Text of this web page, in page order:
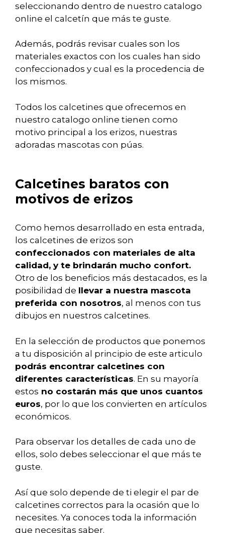
seleccionando dentro de nuestro catalogo
online el calcetín que más te guste.
Además, podrás revisar cuales son los
materiales exactos con los cuales han sido
confeccionados y cual es la procedencia de
los mismos.
Todos los calcetines que ofrecemos en
nuestro catalogo online tienen como
motivo principal a los erizos, nuestras
adoradas mascotas con púas.
Calcetines baratos con
motivos de erizos
Como hemos desarrollado en esta entrada,
los calcetines de erizos son
confeccionados con materiales de alta
calidad, y te brindarán mucho confort.
Otro de los beneficios más destacados, es la
posibilidad de llevar a nuestra mascota
preferida con nosotros, al menos con tus
dibujos en nuestros calcetines.
En la selección de productos que ponemos
a tu disposición al principio de este articulo
podrás encontrar calcetines con
diferentes características. En su mayoría
estos no costarán más que unos cuantos
euros, por lo que los convierten en artículos
económicos.
Para observar los detalles de cada uno de
ellos, solo debes seleccionar el que más te
guste.
Así que solo depende de ti elegir el par de
calcetines correctos para la ocasión que lo
necesites. Ya conoces toda la información
que necesitas saber.